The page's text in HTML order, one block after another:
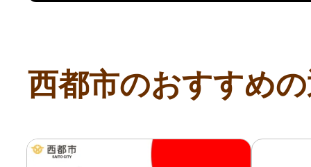
西都市のおすすめ